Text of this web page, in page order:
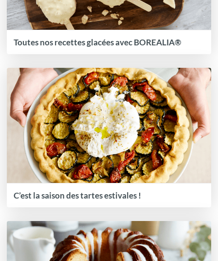
Toutes nos recettes glacées avec BOREALIA®
C’est la saison des tartes estivales !